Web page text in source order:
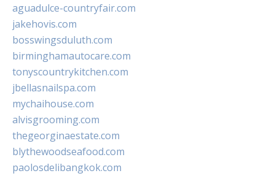
aguadulce-countryfair.com
jakehovis.com
bosswingsduluth.com
birminghamautocare.com
tonyscountrykitchen.com
jbellasnailspa.com
mychaihouse.com
alvisgrooming.com
thegeorginaestate.com
blythewoodseafood.com
paolosdelibangkok.com